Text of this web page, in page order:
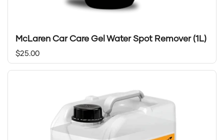
McLaren Car Care Gel Water Spot Remover (1L)
Prix régulier
$25.00